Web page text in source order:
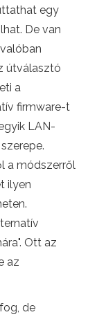
egy
De van
útválasztó
a
firmware-t
LAN-
a módszerről
ilyen
Ott az
az
de